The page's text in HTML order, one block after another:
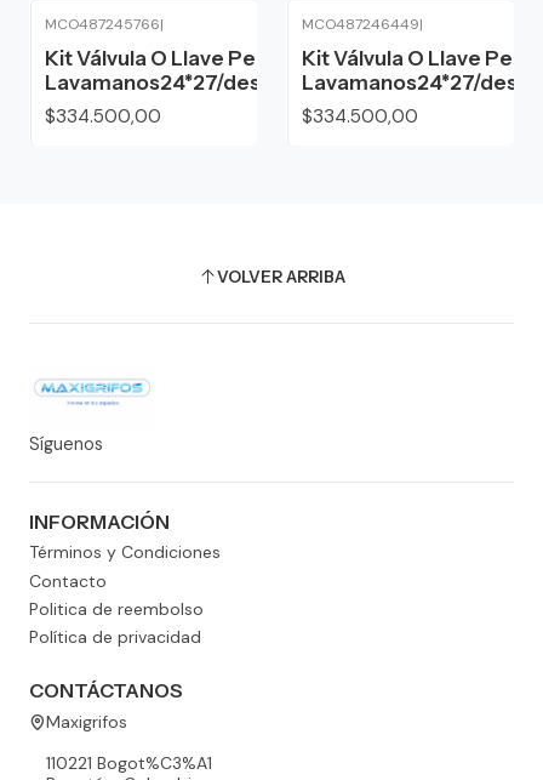
MCO487245766|
Kit Válvula O Llave Pedal
Lavamanos24*27/desagüe/acoples/cue
$334.500,00
MCO487246449|
Kit Válvula O Llave Pedal
Lavamanos24*27/
$334.500,00
VOLVER ARRIBA
Síguenos
INFORMACIÓN
Términos y Condiciones
Contacto
Politica de reembolso
Política de privacidad
CONTÁCTANOS
Maxigrifos
110221 Bogot%C3%A1